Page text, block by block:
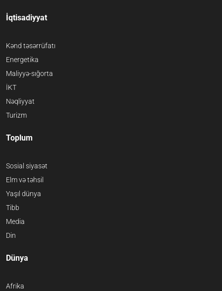
İqtisadiyyat
Kənd təsərrüfatı
Energetika
Maliyyə-sığorta
İKT
Nəqliyyat
Turizm
Toplum
Sosial siyasət
Elm və təhsil
Yaşıl dünya
Tibb
Media
Din
Dünya
Afrika